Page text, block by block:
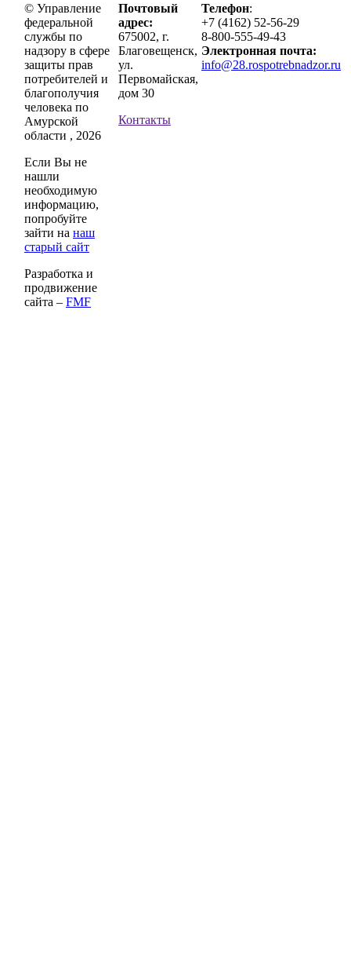
© Управление
федеральной
службы по
надзору в сфере
защиты прав
потребителей и
благополучия
человека по
Амурской
области , 2026
Если Вы не
нашли
необходимую
информацию,
попробуйте
зайти на наш
старый сайт
Разработка и
продвижение
сайта – FMF
Почтовый
адрес:
675002, г.
Благовещенск,
ул.
Первомайская,
дом 30
Контакты
Телефон:
+7 (4162) 52-56-29
8-800-555-49-43
Электронная почта:
info@28.rospotrebnadzor.ru